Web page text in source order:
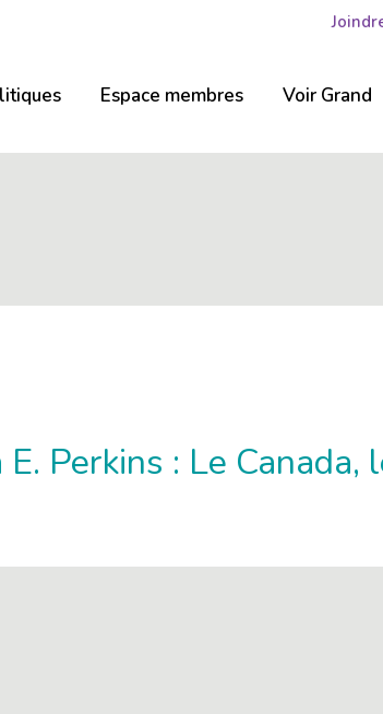
Espace membres Voir Grand
Perkins : Le Canada,